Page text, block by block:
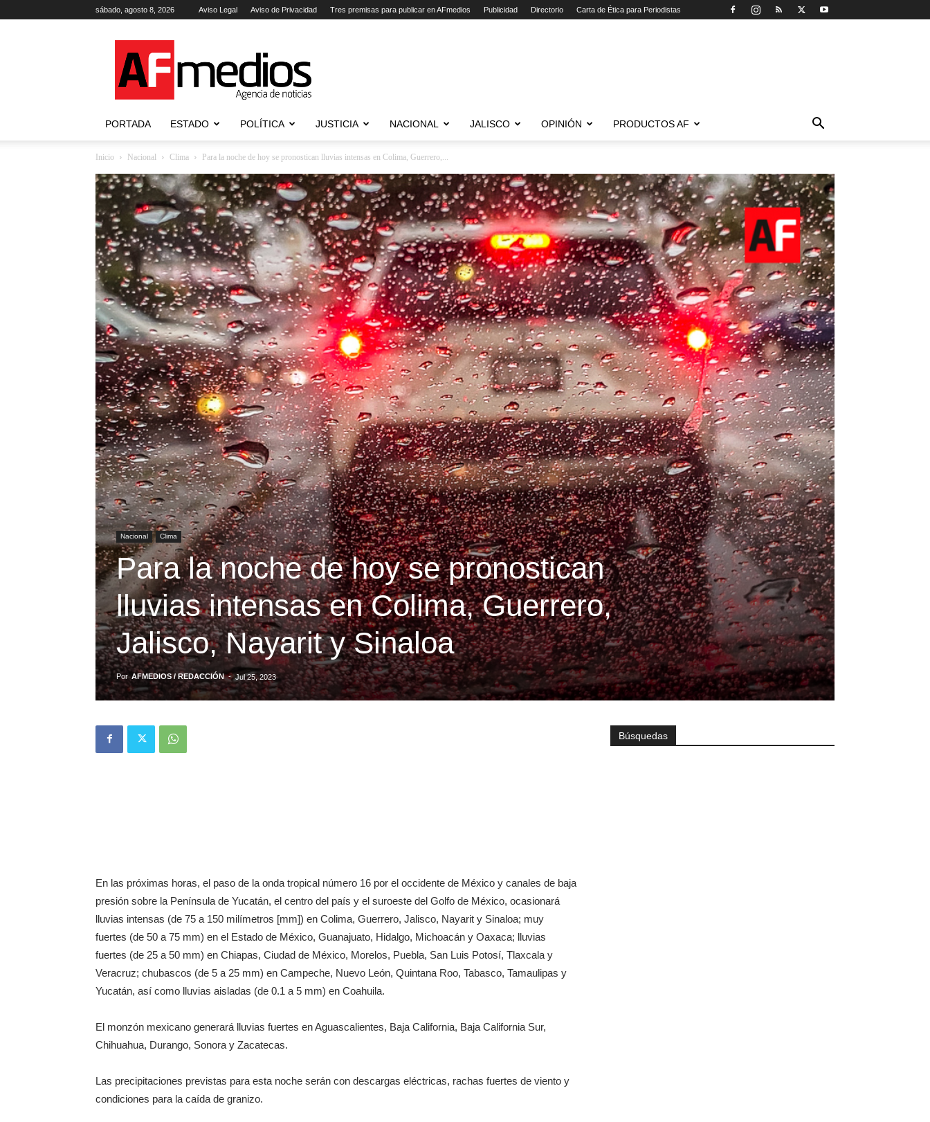
sábado, agosto 8, 2026 Aviso Legal Aviso de Privacidad Tres premisas para publicar en AFmedios Publicidad Directorio Carta de Ética para Periodistas
Agencia
de
Noticias
PORTADA ESTADO POLÍTICA JUSTICIA NACIONAL JALISCO OPINIÓN PRODUCTOS AF
Inicio Nacional Clima Para la noche de hoy se pronostican lluvias intensas en Colima, Guerrero,...
Nacional Clima
Para la noche de hoy se pronostican
lluvias intensas en Colima, Guerrero,
Jalisco, Nayarit y Sinaloa
Por AFMEDIOS / REDACCIÓN - Jul 25, 2023
En las próximas horas, el paso de la onda tropical número 16 por el occidente de México y canales de baja
presión sobre la Península de Yucatán, el centro del país y el suroeste del Golfo de México, ocasionará
lluvias intensas (de 75 a 150 milímetros [mm]) en Colima, Guerrero, Jalisco, Nayarit y Sinaloa; muy
fuertes (de 50 a 75 mm) en el Estado de México, Guanajuato, Hidalgo, Michoacán y Oaxaca; lluvias
fuertes (de 25 a 50 mm) en Chiapas, Ciudad de México, Morelos, Puebla, San Luis Potosí, Tlaxcala y
Veracruz; chubascos (de 5 a 25 mm) en Campeche, Nuevo León, Quintana Roo, Tabasco, Tamaulipas y
Yucatán, así como lluvias aisladas (de 0.1 a 5 mm) en Coahuila.
El monzón mexicano generará lluvias fuertes en Aguascalientes, Baja California, Baja California Sur,
Chihuahua, Durango, Sonora y Zacatecas.
Las precipitaciones previstas para esta noche serán con descargas eléctricas, rachas fuertes de viento y
condiciones para la caída de granizo.
Búsquedas